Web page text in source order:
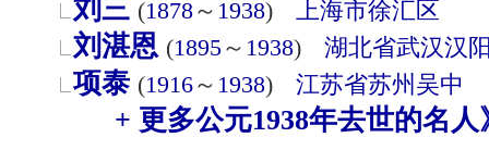
刘三 (1878～ 1938) 上海市徐汇区
刘湛恩 (1895～ 1938) 湖北省武汉汉
项泰 (1916～ 1938) 江苏省苏州 吴中
+ 更多公元1938年去世的名人